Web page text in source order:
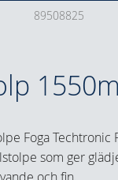
89508825
Foga Techtronic
som ger